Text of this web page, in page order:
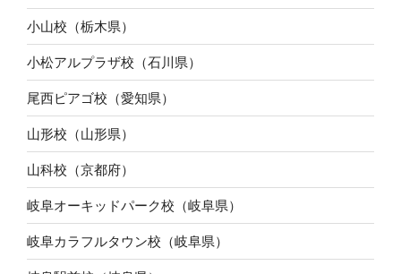
小山校（栃木県）
小松アルプラザ校（石川県）
尾西ピアゴ校（愛知県）
山形校（山形県）
山科校（京都府）
岐阜オーキッドパーク校（岐阜県）
岐阜カラフルタウン校（岐阜県）